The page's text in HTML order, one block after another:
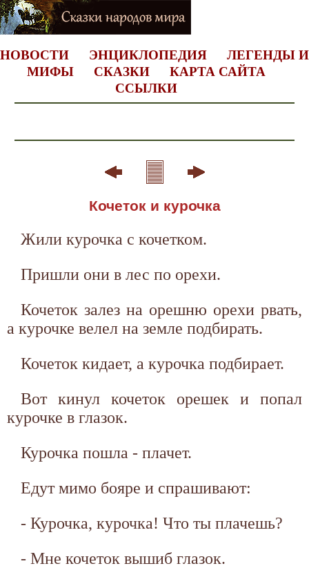
НОВОСТИ ЭНЦИКЛОПЕДИЯ
ЛЕГЕНДЫ И
МИФЫ
СКАЗКИ
КАРТА САЙТА
ССЫЛКИ
Кочеток и курочка
Жили курочка с кочетком.
Пришли они в лес по орехи.
Кочеток залез на орешню орехи рвать,
а курочке велел на земле подбирать.
Кочеток кидает, а курочка подбирает.
Вот кинул кочеток орешек и попал
курочке в глазок.
Курочка пошла - плачет.
Едут мимо бояре и спрашивают:
- Курочка, курочка! Что ты плачешь?
- Мне кочеток вышиб глазок.